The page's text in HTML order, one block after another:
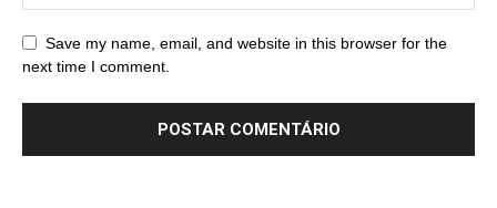
Save my name, email, and website in this browser for the
next time I comment.